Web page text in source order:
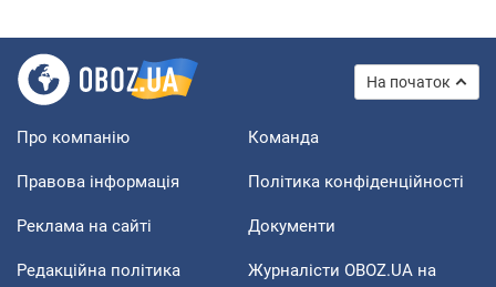
На початок
Про компанію Команда
Правова інформація Політика конфіденційності
Реклама на сайті Документи
Редакційна політика
Журналісти OBOZ.UA на